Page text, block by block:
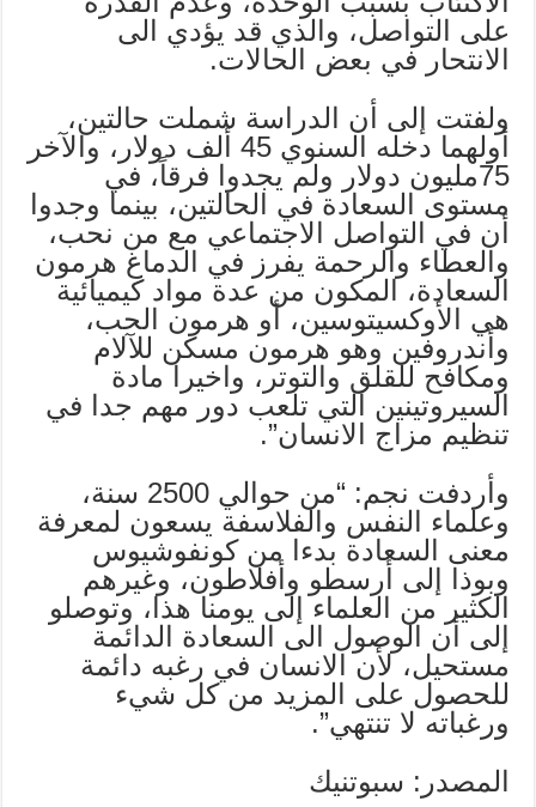
على التواصل، والذي قد يؤدي الى
الانتحار في بعض الحالات.
ولفتت إلى أن الدراسة شملت حالتين،
أولهما دخله السنوي 45 ألف دولار، والآخر
75مليون دولار ولم يجدوا فرقاً، في
مستوى السعادة في الحالتين، بينما وجدوا
أن في التواصل الاجتماعي مع من نحب،
والعطاء والرحمة يفرز في الدماغ هرمون
السعادة، المكون من عدة مواد كيميائية
هي الأوكسيتوسين، أو هرمون الحب،
وأندروفين وهو هرمون مسكن للآلام
ومكافح للقلق والتوتر، واخيرا مادة
السيروتينين التي تلعب دور مهم جدا في
تنظيم مزاج الانسان”.
وأردفت نجم: “من حوالي 2500 سنة،
وعلماء النفس والفلاسفة يسعون لمعرفة
معنى السعادة بدءا من كونفوشيوس
وبوذا إلى أرسطو وأفلاطون، وغيرهم
الكثير من العلماء إلى يومنا هذا، وتوصلو
إلى أن الوصول الى السعادة الدائمة
مستحيل، لأن الانسان في رغبه دائمة
للحصول على المزيد من كل شيء
ورغباته لا تنتهي”.
المصدر: سبوتنيك